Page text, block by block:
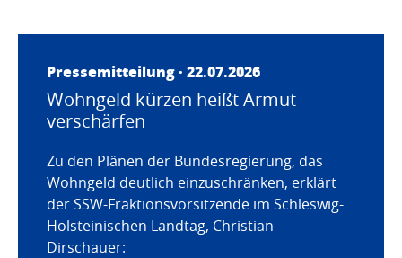
Pressemitteilung · 22.07.2026
Wohngeld kürzen heißt Armut
verschärfen
Zu den Plänen der Bundesregierung, das
Wohngeld deutlich einzuschränken, erklärt
der SSW-Fraktionsvorsitzende im Schleswig-
Holsteinischen Landtag, Christian
Dirschauer: